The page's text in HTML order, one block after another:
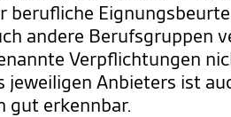
berufliche
andere Berufsgruppen
Verpflichtungen
jeweiligen Anbieters ist
gut erkennbar.